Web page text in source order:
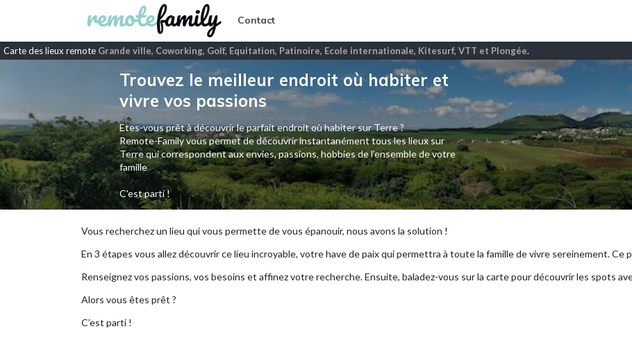
Contact
Carte des lieux remote Grande ville, Coworking, Golf, Equitation, Patinoire, Ecole internationale, Kitesurf, VTT et Plongée.
Trouvez le meilleur endroit où habiter et
vivre vos passions
Etes-vous prêt à découvrir le parfait endroit où habiter sur Terre ?
Remote-Family vous permet de découvrir instantanément tous les lieux sur
Terre qui correspondent aux envies, passions, hobbies de l’ensemble de votre
famille
C'est parti !
Vous recherchez un lieu qui vous permette de vous épanouir, nous avons la solution !
En 3 étapes vous allez découvrir ce lieu incroyable, votre have de paix qui permettra à toute la famille de vivre sereinement.
Renseignez vos passions, vos besoins et affinez votre recherche. Ensuite, baladez-vous sur la carte pour découvrir les spots
Alors vous êtes prêt ?
C’est parti !